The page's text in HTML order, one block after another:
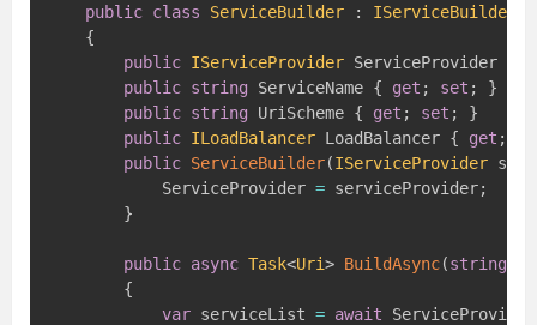
public class ServiceBuilder :
IServiceBuilder
{
public IServiceProvider ServiceProvider
public string ServiceName { get ; set ;
}
public string UriScheme { get ; set ;
}
public ILoadBalancer LoadBalancer { get ;
public ServiceBuilder(IServiceProvider
            ServiceProvider
= serviceProvider;
}
public async Task<Uri> BuildAsync(string
{
var serviceList = await ServiceProvider